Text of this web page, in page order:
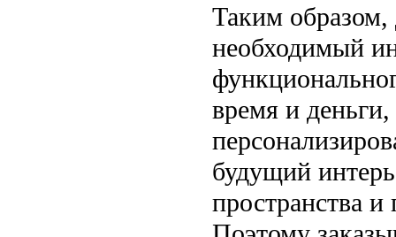
Таким образом,
необходимый
время и деньги,
будущий
пространства